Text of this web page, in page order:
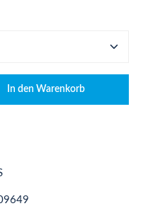
gewünschten
In den Warenkorb